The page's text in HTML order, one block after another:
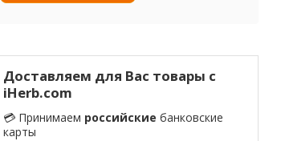
Доставляем для Вас товары с
iHerb.com
💳 Принимаем российские банковские
карты